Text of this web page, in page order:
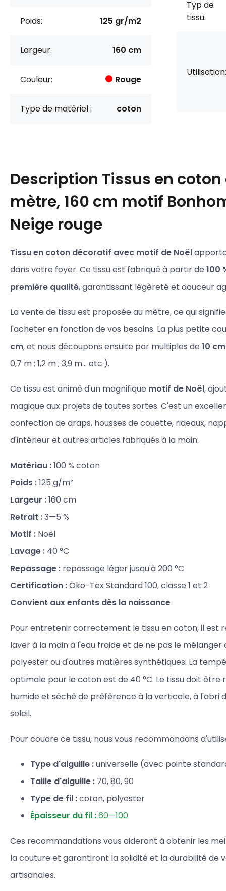
Poids: 125 gr/m2
Largeur: 160 cm
Couleur: Rouge
Type de matériel : coton
Typ de
tissu:
Utilisation:
Description Tissus en coton
mètre, 160 cm motif
Neige rouge
Tissu en coton décoratif avec motif de Noël
dans votre foyer. Ce tissu est fabriqué à partir de 100
première qualité, garantissant légèreté et douceur
La vente de tissu est proposée au mètre, ce qui
l'acheter en fonction de vos besoins. La plus petite
cm, et nous découpons ensuite par multiples de 10 cm
0,7 m ; 1,2 m ; 3,9 m... etc.).
Ce tissu est animé d'un magnifique motif de Noël,
magique aux projets de toutes sortes. C'est un
confection de draps, housses de couette, rideaux,
d'intérieur et autres articles fabriqués à la main.
Matériau :100 % coton
Poids :125 g/m²
Largeur :160 cm
Retrait :3—5 %
Motif : Noël
Lavage : 40 °C
Repassage : repassage léger jusqu'à 200 °C
Certification :Öko-Tex Standard 100, classe 1 et 2
Convient aux enfants dès la naissance
Pour entretenir correctement le tissu en coton, il est
laver à la main à l'eau froide et de ne pas le
polyester ou d'autres matières synthétiques. La
optimale pour le coton est de 40 °C. Le tissu doit être
humide et séché de préférence à la verticale, à l'abri
soleil.
Pour coudre ce tissu, nous vous recommandons
Type d'aiguille :universelle (avec pointe
Taille d'aiguille : 70, 80, 90
Type de fil :coton, polyester
Épaisseur du fil :60—100
Ces recommandations vous aideront à obtenir les
la couture et garantiront la solidité et la durabilité de
artisanales.